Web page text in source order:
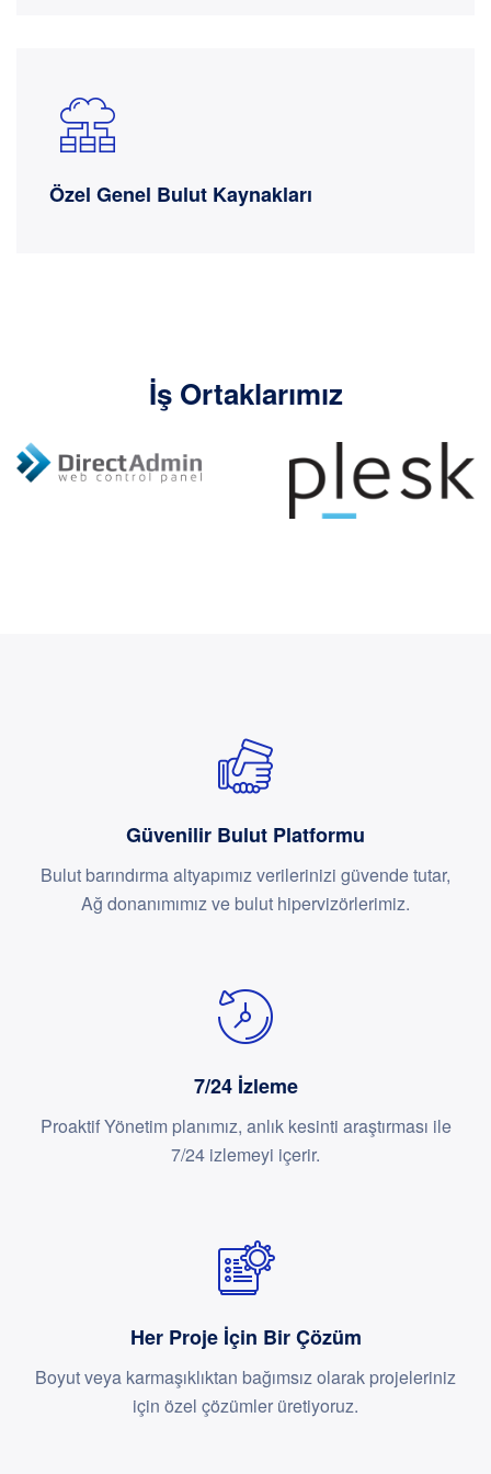
Özel Genel Bulut Kaynakları
İş Ortaklarımız
Güvenilir Bulut Platformu
Bulut barındırma altyapımız verilerinizi güvende tutar,
Ağ donanımımız ve bulut hipervizörlerimiz.
7/24 İzleme
Proaktif Yönetim planımız, anlık kesinti araştırması ile
7/24 izlemeyi içerir.
Her Proje İçin Bir Çözüm
Boyut veya karmaşıklıktan bağımsız olarak projeleriniz
için özel çözümler üretiyoruz.